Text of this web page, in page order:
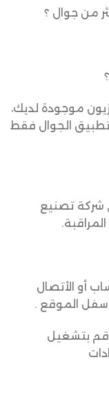
من جوال ؟
موجودة لديك،
الجوال فقط
شركة تصنيع
أو الأتصال
أسفل الموقع .
قم بتشغيل